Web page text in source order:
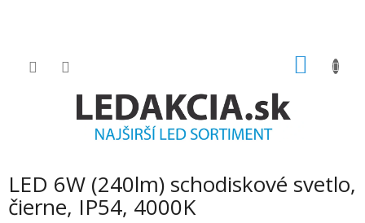
LED 6W (240lm) schodiskové svetlo,
čierne, IP54, 4000K